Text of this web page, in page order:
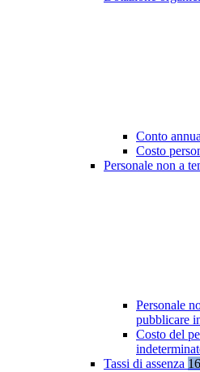
Conto
Costo
Personale non a
Personale
pubblicare
Costo del
Tassi di assenza 16